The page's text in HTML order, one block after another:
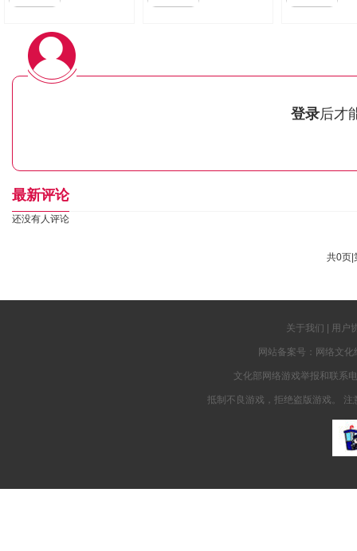
登录后才
最新评论
还没有人评论
共0页|
关于我们 用户
网站备案号：网络文
文化部网络游戏举报和联系
抵制不良游戏，拒绝盗版游戏。